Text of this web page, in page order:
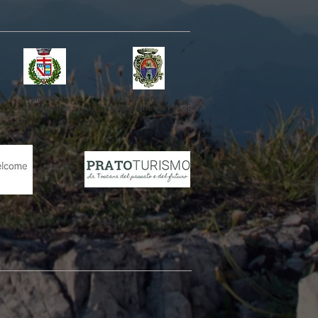
Comune di
Camugnano
Comune di
Castiglionedei Pepoli